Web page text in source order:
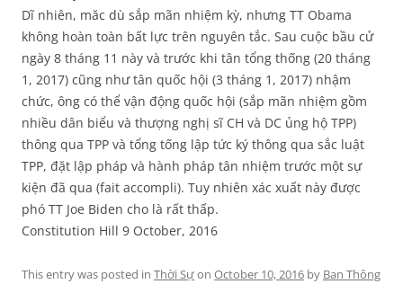
Dĩ nhiên, măc dù sắp mãn nhiệm kỳ, nhưng TT Obama
không hoàn toàn bất lực trên nguyên tắc. Sau cuộc bầu cử
ngày 8 tháng 11 này và trước khi tân tổng thống (20 tháng
1, 2017) cũng như tân quốc hội (3 tháng 1, 2017) nhậm
chức, ông có thể vận động quốc hội (sắp mãn nhiệm gồm
nhiều dân biểu và thượng nghị sĩ CH và DC ủng hộ TPP)
thông qua TPP và tổng tống lập tức ký thông qua sắc luật
TPP, đặt lập pháp và hành pháp tân nhiệm trước một sự
kiện đã qua (fait accompli). Tuy nhiên xác xuất này được
phó TT Joe Biden cho là rất thấp.
Constitution Hill 9 October, 2016
This entry was posted in Thời Sựon October 10, 2016 by Ban Thông